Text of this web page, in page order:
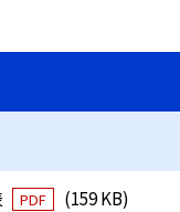
PDF
(159 KB)